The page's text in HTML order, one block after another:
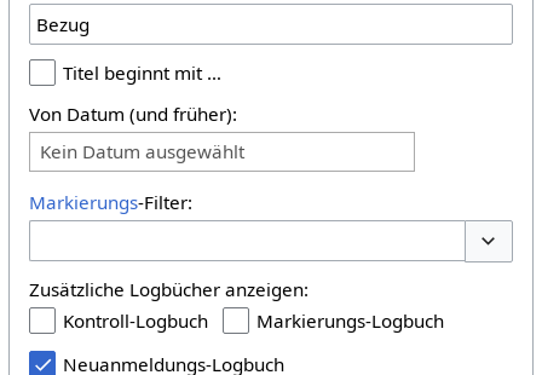
Titel beginnt mit …
Von Datum (und früher):
Kein Datum ausgewählt
Markierungs-Filter:
Zusätzliche Logbücher anzeigen:
Kontroll-Logbuch
Markierungs-Logbuch
Neuanmeldungs-Logbuch